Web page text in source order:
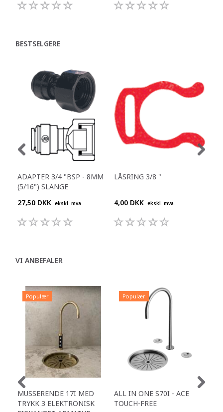
BESTSELGERE
ADAPTER 3/4 "BSP - 8MM
(5/16") SLANGE
27,50 DKK ekskl. mva.
LÅSRING 3/8 "
4,00 DKK ekskl. mva.
VI ANBEFALER
Populær
MUSSERENDE 17I MED
TRYKK 3 ELEKTRONISK
Populær
ALL IN ONE S70I - ACE
TOUCH-FREE